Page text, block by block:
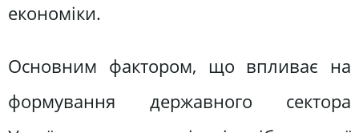
економіки.
Основним фактором, що впливає на
формування державного сектора